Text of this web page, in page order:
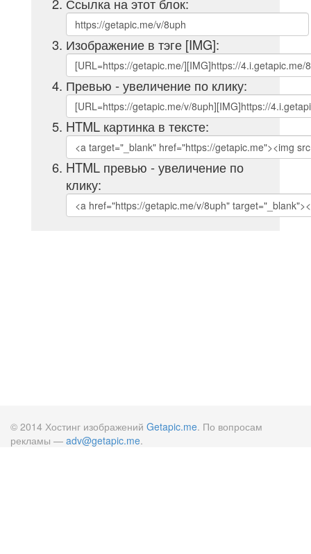
Изображение в тэге [IMG]:
Превью - увеличение по клику:
HTML картинка в тексте:
HTML превью - увеличение по
клику:
© 2014 Хостинг изображений Getapic.me. По вопросам
рекламы — adv@getapic.me.